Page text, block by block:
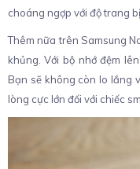
choáng ngợp với độ trang
Thêm nữa trên Samsung
khủng. Với bộ nhớ đệm
Bạn sẽ không còn lo lắng
lòng cực lớn đối với chiếc